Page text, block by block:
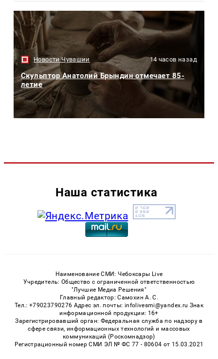
Новости Чувашии 14 часов назад
Скульптор Анатолий Брындин отмечает 85-
летие
Наша статистика
Наименование СМИ: Чебоксары Live
Учредитель: Общество с ограниченной ответственностью
"Лучшие Медиа Решения"
Главный редактор: Самохин А. С.
Тел.: +79023790276 Адрес эл. почты: infolivesmi@yandex.ru Знак
информационной продукции: 16+
Зарегистрировавший орган: Федеральная служба по надзору в
сфере связи, информационных технологий и массовых
коммуникаций (Роскомнадзор)
Регистрационный номер СМИ ЭЛ № ФС 77 - 80604 от 15.03.2021